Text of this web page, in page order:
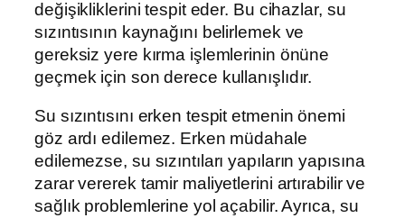
değişikliklerini tespit eder. Bu cihazlar, su
sızıntısının kaynağını belirlemek ve
gereksiz yere kırma işlemlerinin önüne
geçmek için son derece kullanışlıdır.
Su sızıntısını erken tespit etmenin önemi
göz ardı edilemez. Erken müdahale
edilemezse, su sızıntıları yapıların yapısına
zarar vererek tamir maliyetlerini artırabilir ve
sağlık problemlerine yol açabilir. Ayrıca, su